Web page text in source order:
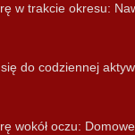
w trakcie okresu:
do codziennej
wokół oczu: